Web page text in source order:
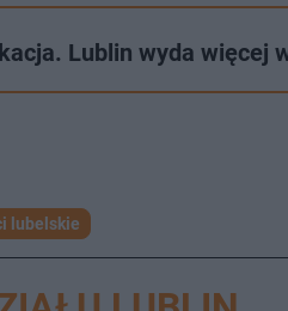
Lublin wyda więcej
lubelskie